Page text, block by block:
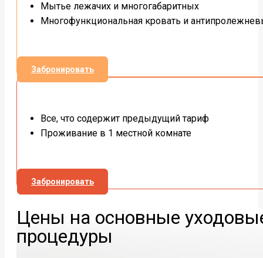
Мытье лежачих и многогабаритных
Многофункциональная кровать и
Забронировать
Все, что содержит предыдущий тариф
Проживание в 1 местной комнате
Забронировать
Цены на основные
процедуры